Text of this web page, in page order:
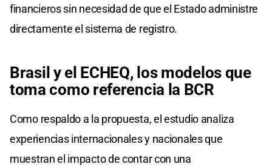
financieros sin necesidad de que el Estado administre
directamente el sistema de registro.
Brasil y el ECHEQ, los modelos que
toma como referencia la BCR
Como respaldo a la propuesta, el estudio analiza
experiencias internacionales y nacionales que
muestran el impacto de contar con una